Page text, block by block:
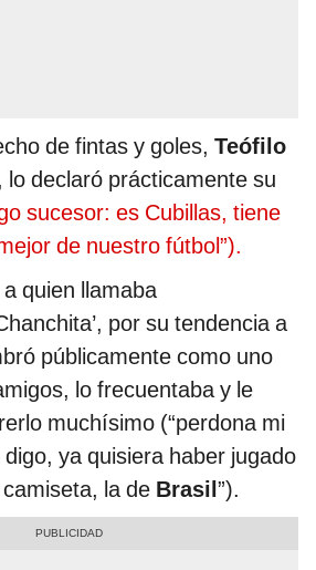
de fintas y goles, Teófilo
lo declaró prácticamente su
sucesor: es Cubillas, tiene
de nuestro fútbol”).
quien llamaba
por su tendencia a
públicamente como uno
lo frecuentaba y le
muchísimo (“perdona mi
ya quisiera haber jugado
la de Brasil”).